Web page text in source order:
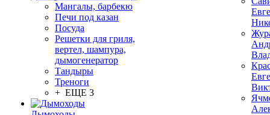
Мангалы, барбекю
Печи под казан
Посуда
Решетки для гриля,
вертел, шампура,
дымогенератор
Тандыры
Треноги
+ ЕЩЕ 3